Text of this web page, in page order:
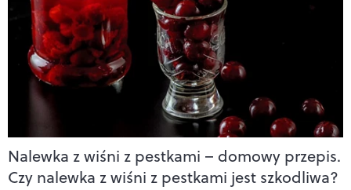
Nalewka z wiśni z pestkami – domowy przepis.
Czy nalewka z wiśni z pestkami jest szkodliwa?